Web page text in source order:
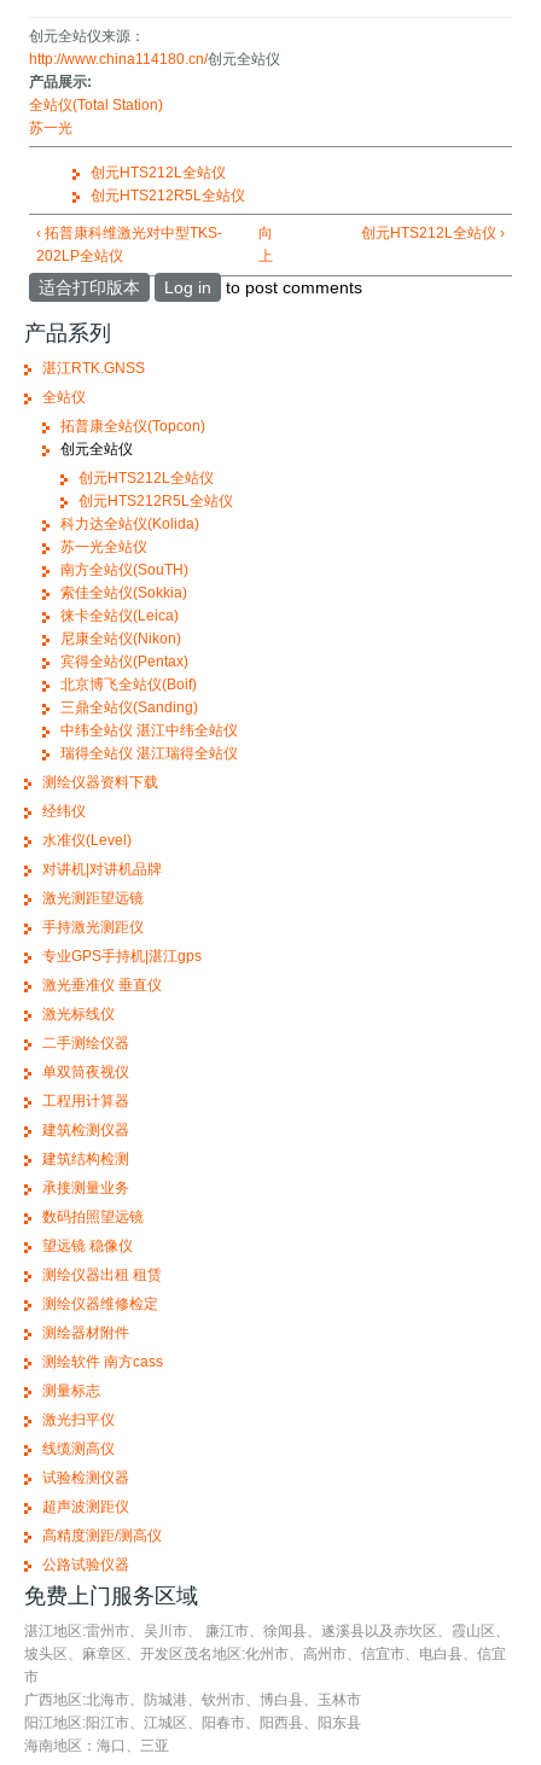
创元全站仪来源：
http://www.china114180.cn/创元全站仪
产品展示:
全站仪(Total Station)
苏一光
创元HTS212L全站仪
创元HTS212R5L全站仪
‹ 拓普康科维激光对中型TKS-
202LP全站仪
向
上
创元HTS212L全站仪 ›
适合打印版本 Log in to post comments
产品系列
湛江RTK.GNSS
全站仪
拓普康全站仪(Topcon)
创元全站仪
创元HTS212L全站仪
创元HTS212R5L全站仪
科力达全站仪(Kolida)
苏一光全站仪
南方全站仪(SouTH)
索佳全站仪(Sokkia)
徕卡全站仪(Leica)
尼康全站仪(Nikon)
宾得全站仪(Pentax)
北京博飞全站仪(Boif)
三鼎全站仪(Sanding)
中纬全站仪 湛江中纬全站仪
瑞得全站仪 湛江瑞得全站仪
测绘仪器资料下载
经纬仪
水准仪(Level)
对讲机|对讲机品牌
激光测距望远镜
手持激光测距仪
专业GPS手持机|湛江gps
激光垂准仪 垂直仪
激光标线仪
二手测绘仪器
单双筒夜视仪
工程用计算器
建筑检测仪器
建筑结构检测
承接测量业务
数码拍照望远镜
望远镜 稳像仪
测绘仪器出租 租赁
测绘仪器维修检定
测绘器材附件
测绘软件 南方cass
测量标志
激光扫平仪
线缆测高仪
试验检测仪器
超声波测距仪
高精度测距/测高仪
公路试验仪器
免费上门服务区域
湛江地区:雷州市、吴川市、 廉江市、徐闻县、遂溪县以及赤坎区、霞山区、
坡头区、麻章区、开发区茂名地区:化州市、高州市、信宜市、电白县、信宜
市
广西地区:北海市、防城港、钦州市、博白县、玉林市
阳江地区:阳江市、江城区、阳春市、阳西县、阳东县
海南地区：海口、三亚